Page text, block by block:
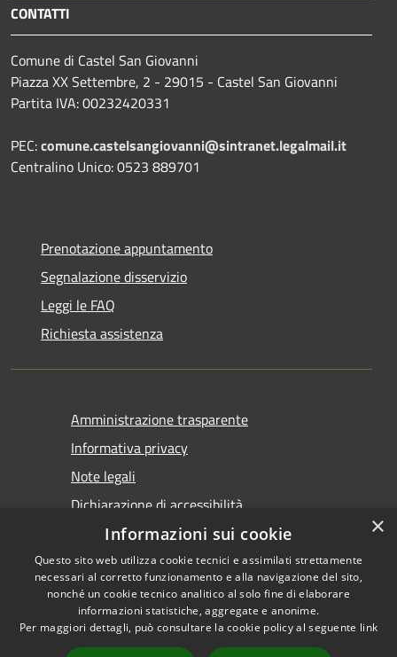
CONTATTI
Comune di Castel San Giovanni
Piazza XX Settembre, 2 - 29015 - Castel San Giovanni
Partita IVA: 00232420331
PEC:comune.castelsangiovanni@sintranet.legalmail.it
Centralino Unico: 0523 889701
Prenotazione appuntamento
Segnalazione disservizio
Leggi le FAQ
Richiesta assistenza
Amministrazione trasparente
Informativa privacy
Note legali
Dichiarazione di accessibilità
Accessibilità
Copyright © 2026 • Comune di
Castel San Giovanni • Powered
×
Informazioni sui cookie
Questo sito web utilizza cookie tecnici e assimilati strettamente
necessari al corretto funzionamento e alla navigazione del sito,
nonché un cookie tecnico analitico al solo fine di elaborare
informazioni statistiche, aggregate e anonime.
Per maggiori dettagli, può consultare la cookie policy al seguente link